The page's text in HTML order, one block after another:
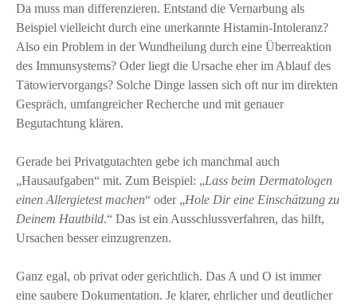
Da muss man differenzieren. Entstand die Vernarbung als
Beispiel vielleicht durch eine unerkannte Histamin-Intoleranz?
Also ein Problem in der Wundheilung durch eine Überreaktion
des Immunsystems? Oder liegt die Ursache eher im Ablauf des
Tätowiervorgangs? Solche Dinge lassen sich oft nur im direkten
Gespräch, umfangreicher Recherche und mit genauer
Begutachtung klären.
Gerade bei Privatgutachten gebe ich manchmal auch
„Hausaufgaben“ mit. Zum Beispiel: „Lass beim Dermatologen
einen Allergietest machen“ oder „Hole Dir eine Einschätzung zu
Deinem Hautbild.“ Das ist ein Ausschlussverfahren, das hilft,
Ursachen besser einzugrenzen.
Ganz egal, ob privat oder gerichtlich. Das A und O ist immer
eine saubere Dokumentation. Je klarer, ehrlicher und deutlicher